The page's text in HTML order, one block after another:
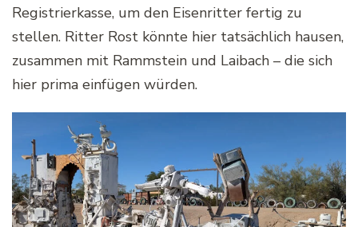
Registrierkasse, um den Eisenritter fertig zu
stellen. Ritter Rost könnte hier tatsächlich hausen,
zusammen mit Rammstein und Laibach – die sich
hier prima einfügen würden.